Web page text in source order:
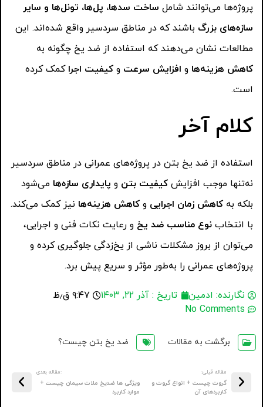
پروژه‌ها می‌توانند شامل ساخت سدها، پل‌ها، تونل‌ها و سایر
سازه‌های بزرگ باشند که در مناطق سردسیر واقع شده‌اند. این
مطالعات نشان می‌دهند که استفاده از ضد یخ چگونه به
کاهش هزینه‌ها و افزایش سرعت و کیفیت اجرا کمک کرده
است.
کلام آخر
استفاده از ضد یخ بتن در پروژه‌های عمرانی در مناطق سردسیر
نه‌تنها موجب افزایش کیفیت بتن و پایداری سازه‌ها می‌شود
بلکه به کاهش زمان اجرایی و کاهش هزینه‌ها نیز کمک می‌کند.
با انتخاب نوع مناسب ضد یخ و رعایت نکات فنی و اجرایی،
می‌توان از بروز مشکلات ناشی از یخ‌زدگی جلوگیری کرده و
پروژه‌های عمرانی را به‌طور مؤثر و سریع پیش برد.
نگارنده: ادمین تاریخ : آذر ۲۲, ۱۴۰۳
۹:۴۷ ق٫ظ
No Comments
برگشت به مقالات ضد یخ بتن چیست؟
مقاله قبلی:
گروت چیست + انواع گروت و
کاربردهای آن
:مقاله بعدی
ویژگی ها ضدیخ ملات سیمان چیست +
موارد کاربرد